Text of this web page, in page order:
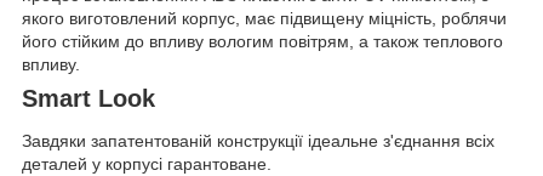
якого виготовлений корпус, має підвищену міцність, роблячи
його стійким до впливу вологим повітрям, а також теплового
впливу.
Smart Look
Завдяки запатентованій конструкції ідеальне з'єднання всіх
деталей у корпусі гарантоване.